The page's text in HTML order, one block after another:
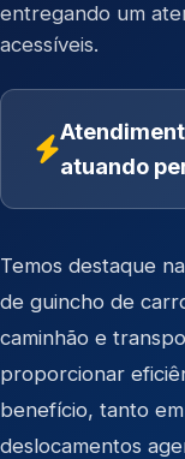
entregando um
acessíveis.
atuando
Temos destaque
de guincho de
caminhão e
proporcionar
benefício, tanto
deslocamentos